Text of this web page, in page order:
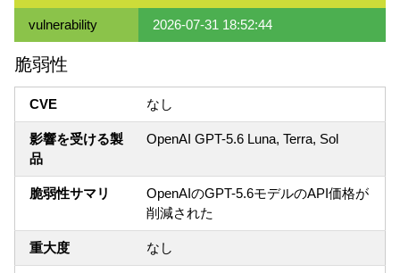
vulnerability 2026-07-31 18:52:44
脆弱性
CVE なし
影響を受ける製
品
OpenAI GPT-5.6 Luna, Terra, Sol
脆弱性サマリ
OpenAIのGPT-5.6モデルのAPI価格が
削減された
重大度 なし